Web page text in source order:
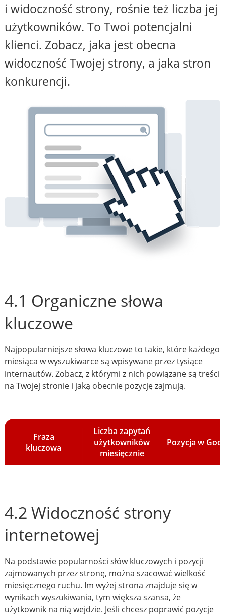
i widoczność strony, rośnie też liczba jej
użytkowników. To Twoi potencjalni
klienci. Zobacz, jaka jest obecna
widoczność Twojej strony, a jaka stron
konkurencji.
4.1 Organiczne słowa
kluczowe
Najpopularniejsze słowa kluczowe to takie, które każdego
miesiąca w wyszukiwarce są wpisywane przez tysiące
internautów. Zobacz, z którymi z nich powiązane są treści
na Twojej stronie i jaką obecnie pozycję zajmują.
Fraza
kluczowa
Liczba zapytań
użytkowników
miesięcznie
Pozycja w
4.2 Widoczność strony
internetowej
Na podstawie popularności słów kluczowych i pozycji
zajmowanych przez stronę, można szacować wielkość
miesięcznego ruchu. Im wyżej strona znajduje się w
wynikach wyszukiwania, tym większa szansa, że
użytkownik na nią wejdzie. Jeśli chcesz poprawić pozycje